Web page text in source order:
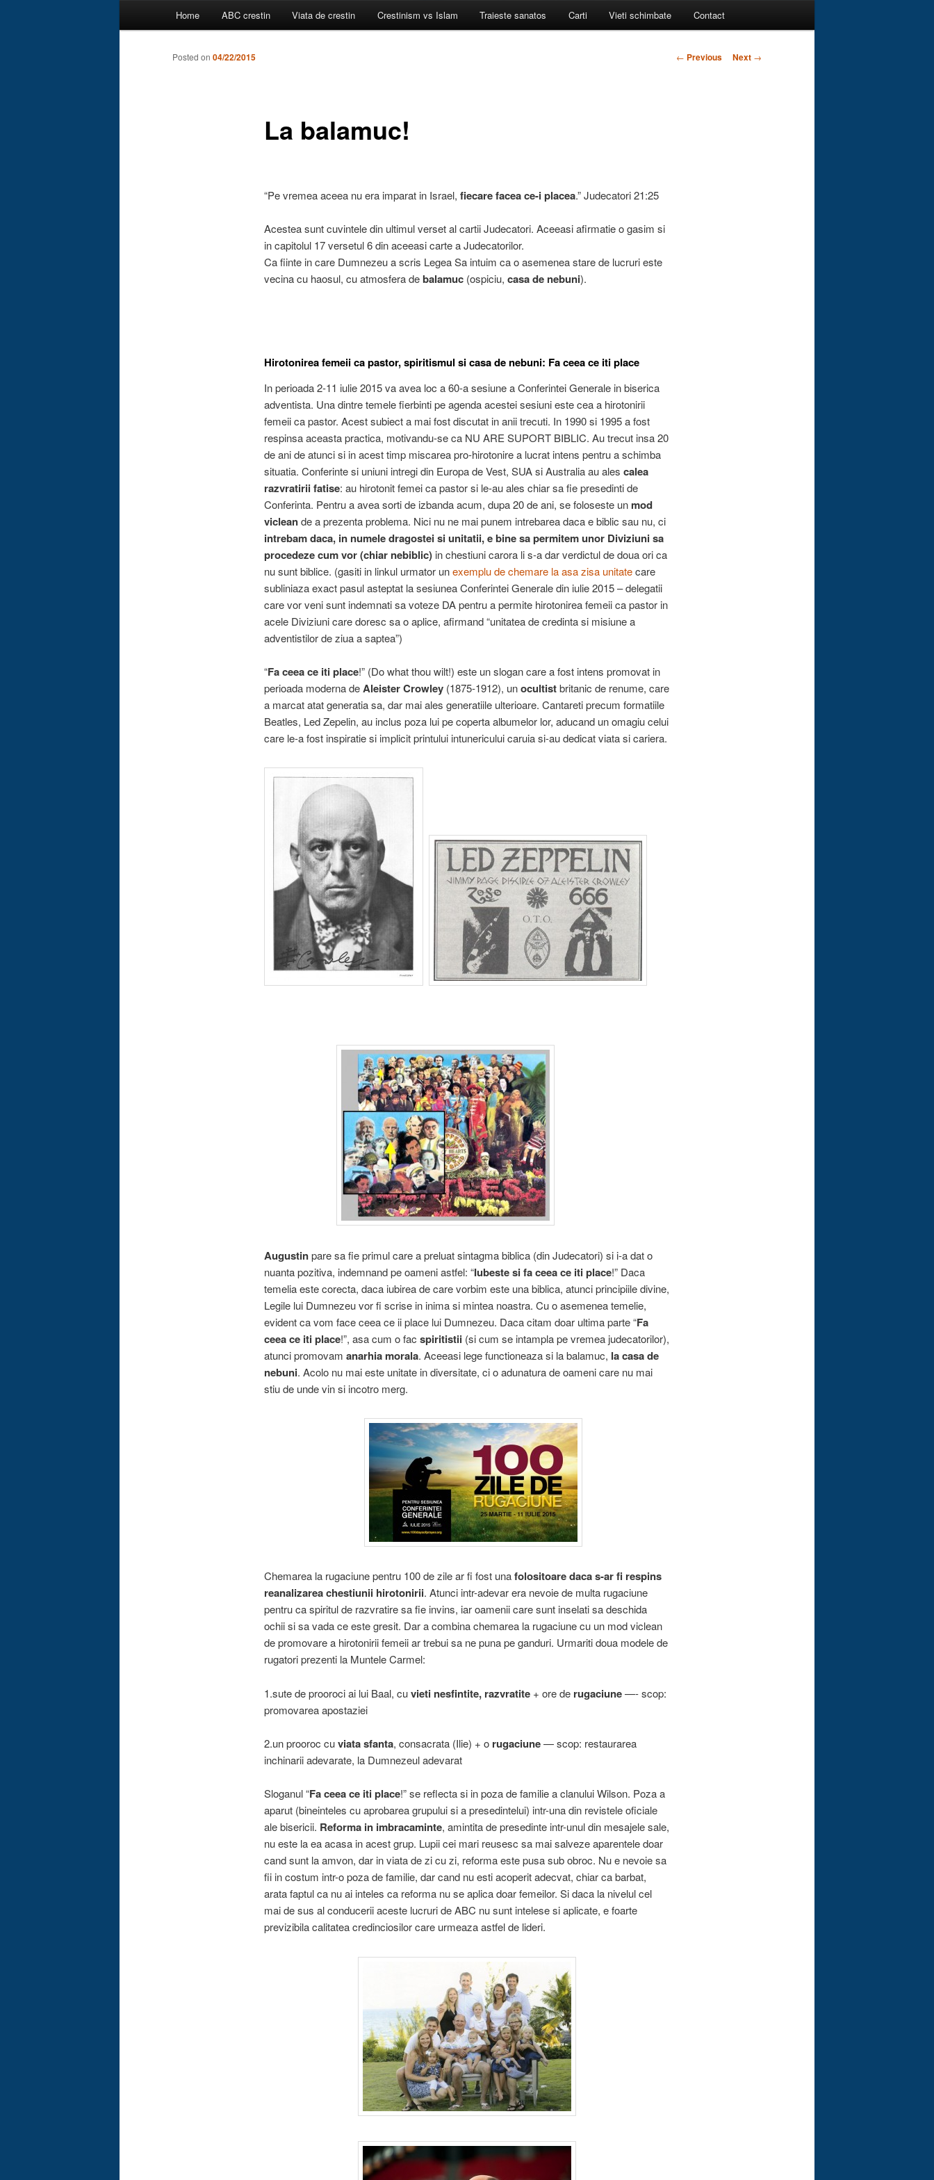
Home ABC crestin Viata de crestin Crestinism vs Islam Traieste sanatos Carti Vieti schimbate Contact
Post
← Previous Next →
La balamuc!
Posted on 04/22/2015
“Pe vremea aceea nu era imparat in Israel, fiecare facea ce-i placea.” Judecatori 21:25
Acestea sunt cuvintele din ultimul verset al cartii Judecatori. Aceeasi afirmatie o gasim si
in capitolul 17 versetul 6 din aceeasi carte a Judecatorilor.
Ca fiinte in care Dumnezeu a scris Legea Sa intuim ca o asemenea stare de lucruri este
vecina cu haosul, cu atmosfera debalamuc(ospiciu, casa de nebuni).
Hirotonirea femeii ca pastor, spiritismul si casa de nebuni: Fa ceea ce iti place
In perioada 2-11 iulie 2015 va avea loc a 60-a sesiune a Conferintei Generale in biserica
adventista. Una dintre temele fierbinti pe agenda acestei sesiuni este cea a hirotonirii
femeii ca pastor. Acest subiect a mai fost discutat in anii trecuti. In 1990 si 1995 a fost
respinsa aceasta practica, motivandu-se ca NU ARE SUPORT BIBLIC. Au trecut insa 20
de ani de atunci si in acest timp miscarea pro-hirotonire a lucrat intens pentru a schimba
situatia. Conferinte si uniuni intregi din Europa de Vest, SUA si Australia au ales calea
razvratirii fatise: au hirotonit femei ca pastor si le-au ales chiar sa fie presedinti de
Conferinta. Pentru a avea sorti de izbanda acum, dupa 20 de ani, se foloseste un mod
vicleande a prezenta problema. Nici nu ne mai punem intrebarea daca e biblic sau nu, ci
intrebam daca, in numele dragostei si unitatii, e bine sa permitem unor Diviziuni sa
procedeze cum vor (chiar nebiblic)in chestiuni carora li s-a dar verdictul de doua ori ca
nu sunt biblice. (gasiti in linkul urmator unexemplu de chemare la asa zisa unitatecare
subliniaza exact pasul asteptat la sesiunea Conferintei Generale din iulie 2015 – delegatii
care vor veni sunt indemnati sa voteze DA pentru a permite hirotonirea femeii ca pastor in
acele Diviziuni care doresc sa o aplice, afirmand “unitatea de credinta si misiune a
adventistilor de ziua a saptea”)
“Fa ceea ce iti place!” (Do what thou wilt!) este un slogan care a fost intens promovat in
perioada moderna deAleister Crowley(1875-1912), unocultistbritanic de renume, care
a marcat atat generatia sa, dar mai ales generatiile ulterioare. Cantareti precum formatiile
Beatles, Led Zepelin, au inclus poza lui pe coperta albumelor lor, aducand un omagiu celui
care le-a fost inspiratie si implicit printului intunericului caruia si-au dedicat viata si cariera.
Augustinpare sa fie primul care a preluat sintagma biblica (din Judecatori) si i-a dat o
nuanta pozitiva, indemnand pe oameni astfel: “Iubeste si fa ceea ce iti place!” Daca
temelia este corecta, daca iubirea de care vorbim este una biblica, atunci principiile divine,
Legile lui Dumnezeu vor fi scrise in inima si mintea noastra. Cu o asemenea temelie,
evident ca vom face ceea ce ii place lui Dumnezeu. Daca citam doar ultima parte “Fa
ceea ce iti place!”, asa cum o fac spiritistii(si cum se intampla pe vremea judecatorilor),
atunci promovam anarhia morala. Aceeasi lege functioneaza si la balamuc, la casa de
nebuni. Acolo nu mai este unitate in diversitate, ci o adunatura de oameni care nu mai
stiu de unde vin si incotro merg.
Chemarea la rugaciune pentru 100 de zile ar fi fost unafolositoare daca s-ar fi respins
reanalizarea chestiunii hirotonirii. Atunci intr-adevar era nevoie de multa rugaciune
pentru ca spiritul de razvratire sa fie invins, iar oamenii care sunt inselati sa deschida
ochii si sa vada ce este gresit. Dar a combina chemarea la rugaciune cu un mod viclean
de promovare a hirotonirii femeii ar trebui sa ne puna pe ganduri. Urmariti doua modele de
rugatori prezenti la Muntele Carmel:
1.sute de prooroci ai lui Baal, cuvieti nesfintite, razvratite+ ore de rugaciune—- scop:
promovarea apostaziei
2.un prooroc cuviata sfanta, consacrata (Ilie) + o rugaciune— scop: restaurarea
inchinarii adevarate, la Dumnezeul adevarat
Sloganul “Fa ceea ce iti place!” se reflecta si in poza de familie a clanului Wilson. Poza a
aparut (bineinteles cu aprobarea grupului si a presedintelui) intr-una din revistele oficiale
ale bisericii. Reforma in imbracaminte, amintita de presedinte intr-unul din mesajele sale,
nu este la ea acasa in acest grup. Lupii cei mari reusesc sa mai salveze aparentele doar
cand sunt la amvon, dar in viata de zi cu zi, reforma este pusa sub obroc. Nu e nevoie sa
fii in costum intr-o poza de familie, dar cand nu esti acoperit adecvat, chiar ca barbat,
arata faptul ca nu ai inteles ca reforma nu se aplica doar femeilor. Si daca la nivelul cel
mai de sus al conducerii aceste lucruri de ABC nu sunt intelese si aplicate, e foarte
previzibila calitatea credinciosilor care urmeaza astfel de lideri.